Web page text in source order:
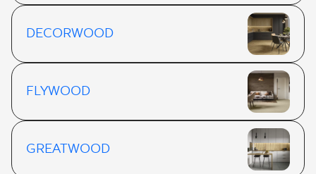
DECORWOOD
FLYWOOD
GREATWOOD